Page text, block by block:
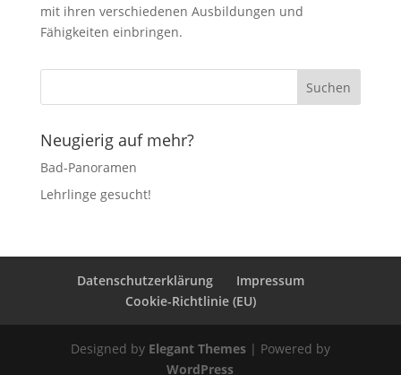
mit ihren verschiedenen Ausbildungen und
Fähigkeiten einbringen.
Neugierig auf mehr?
Bad-Panoramen
Lehrlinge gesucht!
Datenschutzerklärung
Impressum
Cookie-Richtlinie (EU)
Designed by Elegant Themes| Powered by
WordPress